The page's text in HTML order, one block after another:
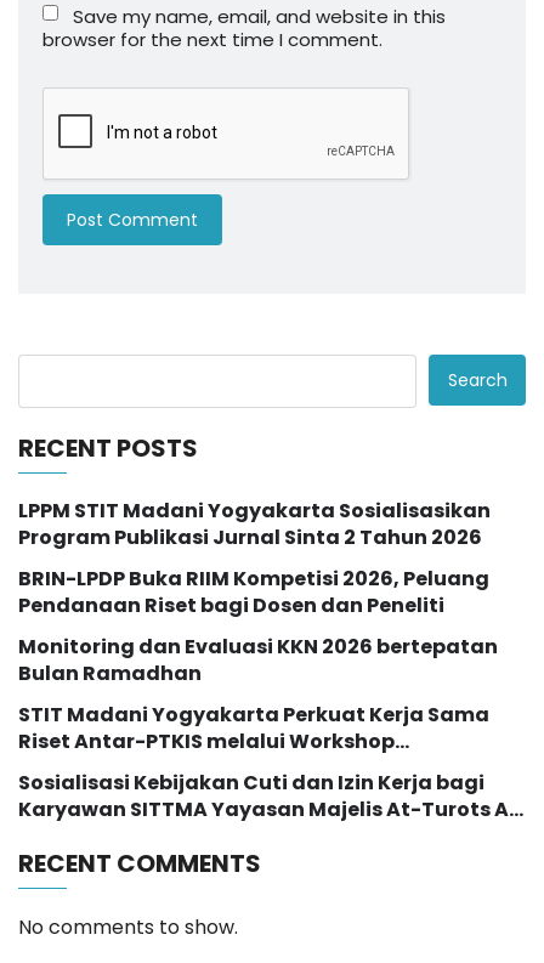
Save my name, email, and website in this
browser for the next time I comment.
Search
RECENT POSTS
LPPM STIT Madani Yogyakarta Sosialisasikan
Program Publikasi Jurnal Sinta 2 Tahun 2026
BRIN-LPDP Buka RIIM Kompetisi 2026, Peluang
Pendanaan Riset bagi Dosen dan Peneliti
Monitoring dan Evaluasi KKN 2026 bertepatan
Bulan Ramadhan
STIT Madani Yogyakarta Perkuat Kerja Sama
Riset Antar-PTKIS melalui Workshop
Pendampingan Proposal Hibah RISE 2026
Sosialisasi Kebijakan Cuti dan Izin Kerja bagi
Karyawan SITTMA Yayasan Majelis At-Turots Al-
RECENT COMMENTS
No comments to show.